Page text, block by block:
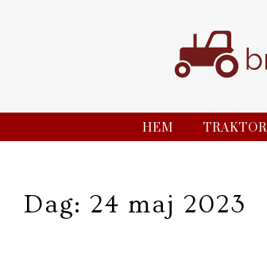
HEM
Dag: 24 maj 2023